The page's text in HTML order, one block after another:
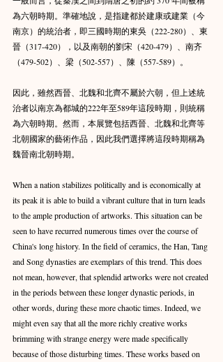
為六朝時期。準確地說，是指建都於建康或建業（今
南京）的統治者，即三國時期的東吳（222-280）、東
晉（317-420），以及南朝的劉宋（420-479）、南齐
（479-502）、梁（502-557）、陳（557-589）。
因此，雖然西晉、北魏和北齊不屬於六朝，但上述統
治者以南京為都城的222年至589年這段時期，則統稱
為六朝時期。然而，本展覽包括西晉、北魏和北齊等
北朝國家的藝術作品，因此我們選擇將這段時期稱為
魏晉南北朝時期。
When a nation stabilizes politically and is economically at
its peak it is able to build a vibrant culture that in turn leads
to the ample production of artworks. This situation can be
seen to have recurred numerous times over the course of
China's long history. In the field of ceramics, the Han, Tang
and Song dynasties are exemplars of this trend. This does
not mean, however, that splendid artworks were not created
in the periods between these longer dynastic periods, in
other words, during these more chaotic times. Indeed, we
might even say that all the more richly creative works
brimming with strange energy were made specifically
because of those disturbing times. These works based on